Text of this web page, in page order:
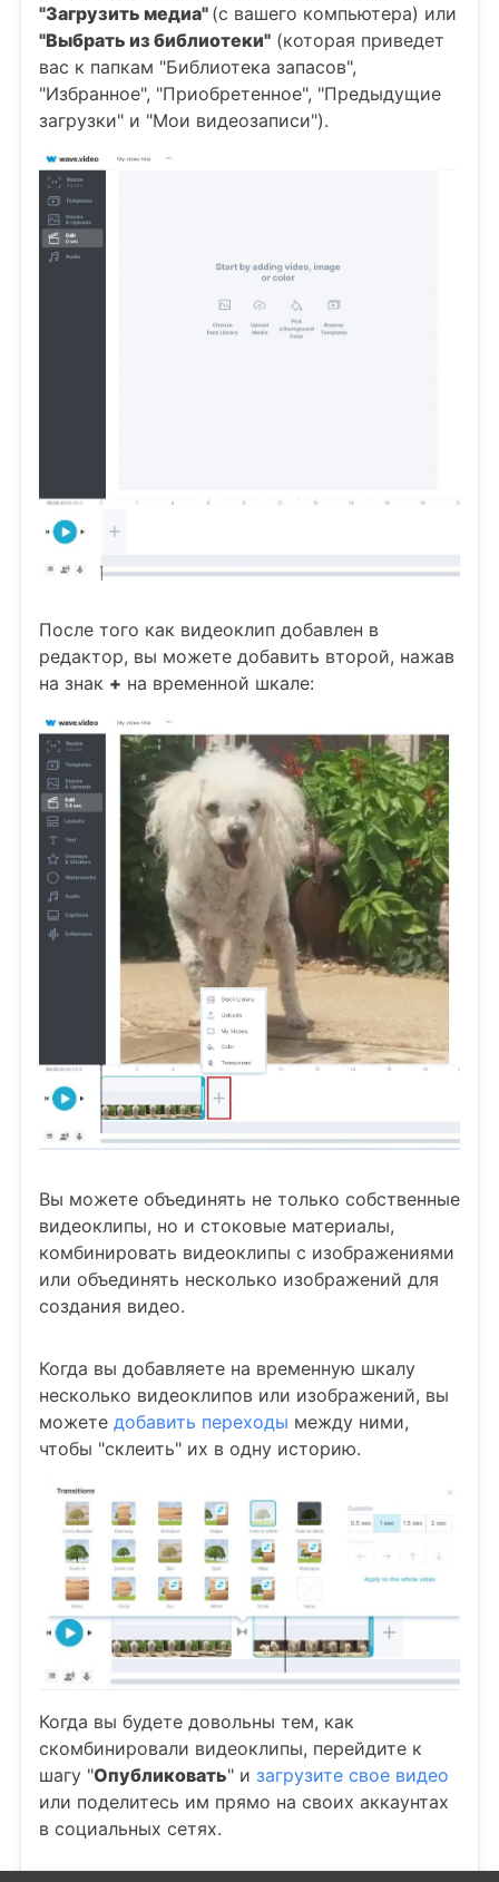
"Загрузить медиа" (с вашего компьютера) или
"Выбрать из библиотеки" (которая приведет
вас к папкам "Библиотека запасов",
"Избранное", "Приобретенное", "Предыдущие
загрузки" и "Мои видеозаписи").
После того как видеоклип добавлен в
редактор, вы можете добавить второй, нажав
на знак + на временной шкале:
Вы можете объединять не только собственные
видеоклипы, но и стоковые материалы,
комбинировать видеоклипы с изображениями
или объединять несколько изображений для
создания видео.
Когда вы добавляете на временную шкалу
несколько видеоклипов или изображений, вы
можете добавить переходы между ними,
чтобы "склеить" их в одну историю.
Когда вы будете довольны тем, как
скомбинировали видеоклипы, перейдите к
шагу "Опубликовать" и загрузите свое видео
или поделитесь им прямо на своих аккаунтах
в социальных сетях.